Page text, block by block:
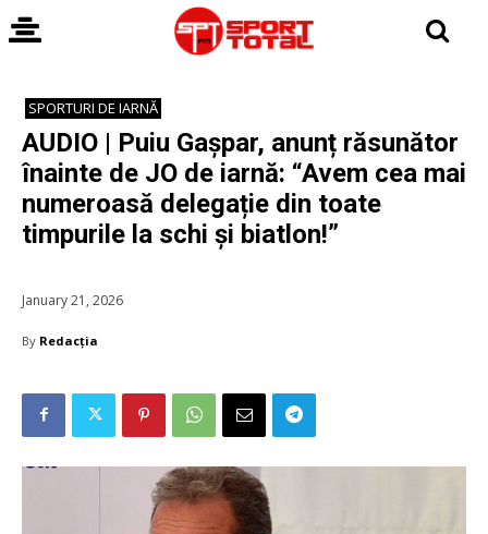
SPORTURI DE IARNĂ
AUDIO | Puiu Gașpar, anunț răsunător
înainte de JO de iarnă: “Avem cea mai
numeroasă delegație din toate
timpurile la schi și biatlon!”
January 21, 2026
By Redacția